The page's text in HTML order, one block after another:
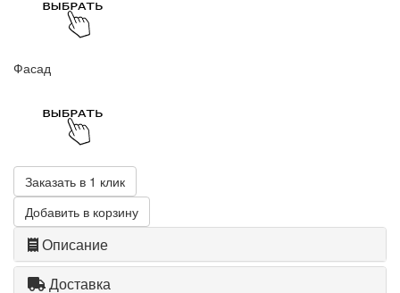
Фасад
Заказать в 1 клик
Добавить в корзину
Описание
Доставка